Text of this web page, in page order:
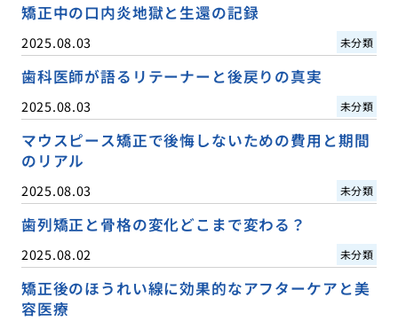
矯正中の口内炎地獄と生還の記録
2025.08.03 未分類
歯科医師が語るリテーナーと後戻りの真実
2025.08.03 未分類
マウスピース矯正で後悔しないための費用と期間
のリアル
2025.08.03 未分類
歯列矯正と骨格の変化どこまで変わる？
2025.08.02 未分類
矯正後のほうれい線に効果的なアフターケアと美
容医療